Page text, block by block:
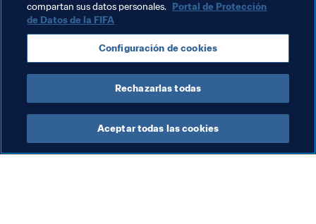
Temas relacionados
Promoción del fútbol
compartan sus datos personales. Portal de Protección
de Datos de la FIFA
Configuración de cookies
Rechazarlas todas
Aceptar todas las cookies